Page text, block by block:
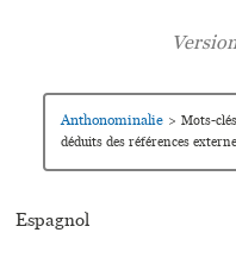
Anthonominalie > Mots-clés
déduits des références
Espagnol